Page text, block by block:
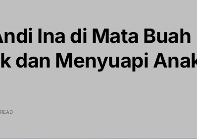
Ina di Mata Buah
dan Menyuapi